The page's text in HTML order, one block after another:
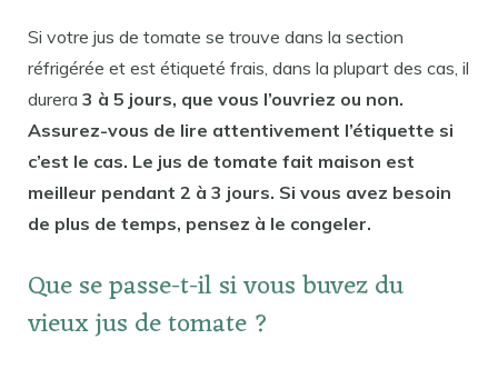
Si votre jus de tomate se trouve dans la section
réfrigérée et est étiqueté frais, dans la plupart des cas, il
durera 3 à 5 jours, que vous l’ouvriez ou non.
Assurez-vous de lire attentivement l’étiquette si
c’est le cas. Le jus de tomate fait maison est
meilleur pendant 2 à 3 jours. Si vous avez besoin
de plus de temps, pensez à le congeler.
Que se passe-t-il si vous buvez du
vieux jus de tomate ?